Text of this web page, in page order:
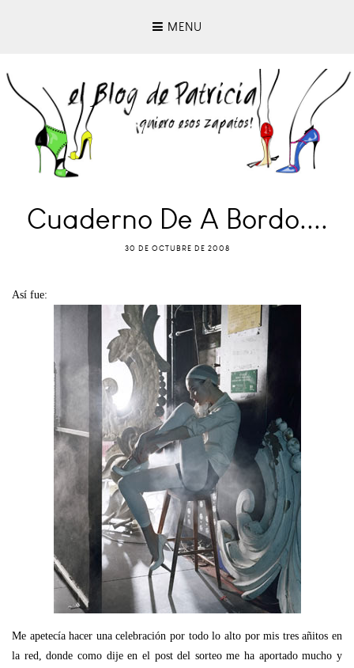
MENU
Cuaderno De A Bordo....
30 DE OCTUBRE DE 2008
Así fue:
Me apetecía hacer una celebración por todo lo alto por mis tres añitos en
la red, donde como dije en el post del sorteo me ha aportado mucho y